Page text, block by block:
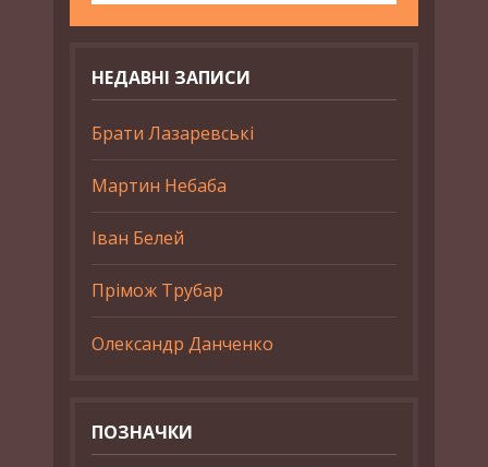
НЕДАВНІ ЗАПИСИ
Брати Лазаревські
Мартин Небаба
Іван Белей
Прімож Трубар
Олександр Данченко
ПОЗНАЧКИ